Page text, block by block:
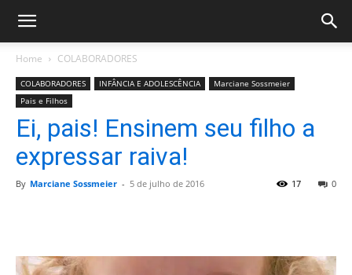
Home COLABORADORES
COLABORADORES INFÂNCIA E ADOLESCÊNCIA
Marciane Sossmeier
Pais e Filhos
Ei, pais! Ensinem seu filho a
expressar raiva!
By Marciane Sossmeier - 5 de julho de 2016 0
17